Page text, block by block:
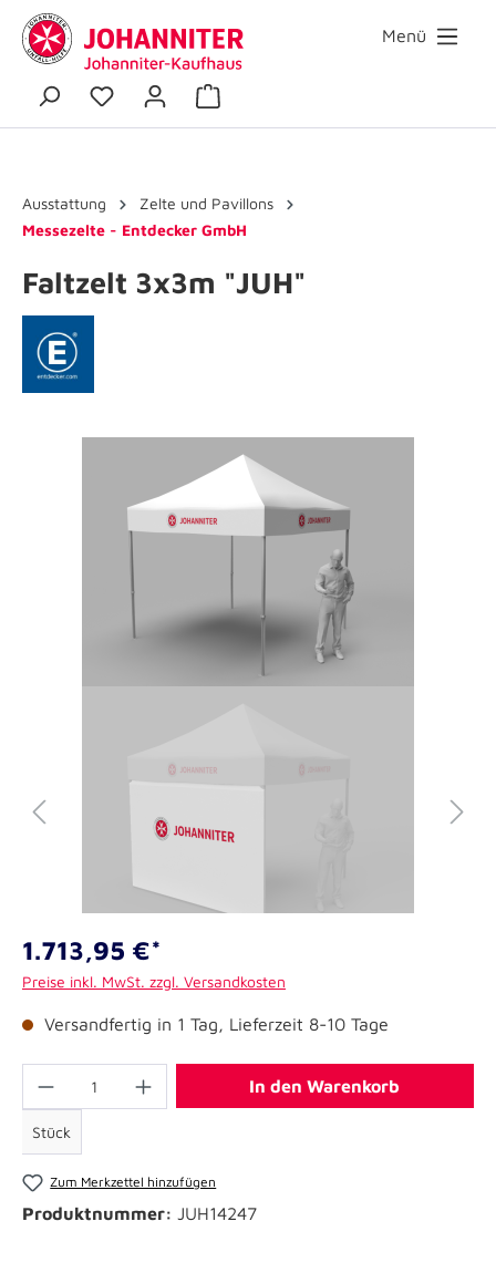
Menü
Ausstattung
Zelte und Pavillons
Messezelte - Entdecker GmbH
Faltzelt 3x3m "JUH"
1.713,95 €*
Preise inkl. MwSt. zzgl. Versandkosten
Versandfertig in 1 Tag, Lieferzeit 8-10 Tage
Stück
In den Warenkorb
Zum Merkzettel hinzufügen
Produktnummer: JUH14247